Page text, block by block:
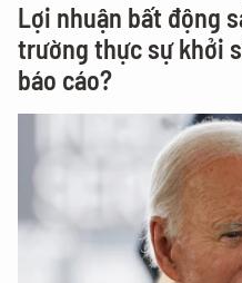
Lợi nhuận bất động
trường thực sự khởi
báo cáo?